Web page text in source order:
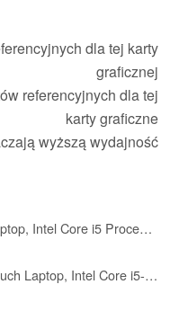
dla tej karty
graficznej
referencyjnych dla tej
karty graficzne
wyższą wydajność
HP 15.6" Touchscreen Laptop, Intel Core i5 Processor, 16GB RAM, 512GB SSD, Numeric Keypad, Bluetooth, Wi-Fi, Long Battery Life, Windows 11 Home, Alpacatec Accessories, Silver
HP 15.6 inch FHD IPS Touch Laptop, Intel Core i5-1334U, 8GB DDR4 RAM, 512GB SSD, Windows 11 Home, Intel Iris Xe Graphics, Natural Silver, 15-fd0154wm